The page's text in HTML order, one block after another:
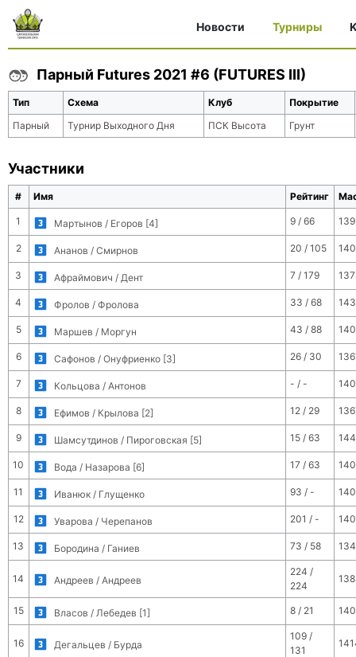
Новости Турниры
Парный Futures 2021 #6 (FUTURES III)
Тип Схема Клуб
Покрытие
Парный
Турнир Выходного Дня ПСК Высота Грунт
Участники
# Имя Рейтинг
1 Мартынов / Егоров [4] 9 / 66
2 Ананов / Смирнов 20 / 105
3 Афраймович / Дент 7 / 179
4 Фролов / Фролова 33 / 68
5 Маршев / Моргун 43 / 88
6 Сафонов / Онуфриенко [3] 26 / 30
7 Кольцова / Антонов - / -
8 Ефимов / Крылова [2] 12 / 29
9 Шамсутдинов / Пироговская [5] 15 / 63
10 Вода / Назарова [6] 17 / 63
11 Иванюк / Глущенко 93 / -
12 Уварова / Черепанов 201 / -
13 Бородина / Ганиев 73 / 58
14 Андреев / Андреев
224 /
224
15 Власов / Лебедев [1] 8 / 21
16 Дегальцев / Бурда
109 /
131